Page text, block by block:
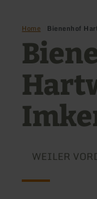
Home Bienenhof
WEILER